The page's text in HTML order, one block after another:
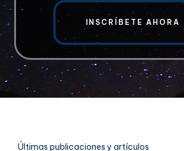
INSCRÍBETE AHORA
Últimas publicaciones y artículos